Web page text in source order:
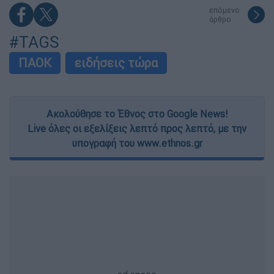
επόμενο
άρθρο
#TAGS
ΠΑΟΚ ειδήσεις τώρα
Ακολούθησε το Έθνος στο Google News!
Live όλες οι εξελίξεις λεπτό προς λεπτό, με την
υπογραφή του www.ethnos.gr